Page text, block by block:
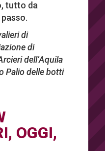
tutto da
di
di
dell’Aquila
Palio delle botti
OGGI,